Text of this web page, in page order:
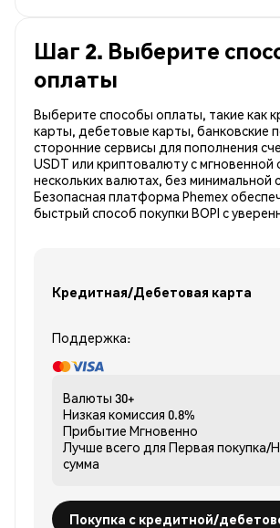
Шаг 2. Выберите
оплаты
Выберите способы оплаты, такие как
карты, дебетовые карты, банковские
сторонние сервисы для пополнения
USDT или криптовалюту с мгновенной
нескольких валютах, без минимальной
Безопасная платформа Phemex
быстрый способ покупки BOPI с
Кредитная/Дебетовая карта
Поддержка:
Валюты 30+
Низкая комиссия 0.8%
Прибытие Мгновенно
Лучше всего для Первая покупка/
сумма
Покупка с кредитной/